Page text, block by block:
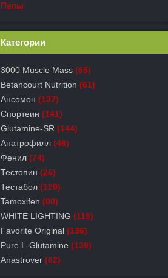
Пепы
Категории
3000 Muscle Mass (65)
Betancourt Nutrition (61)
Ансомон (137)
Спортеин (141)
Glutamine-SR (144)
Анатрофилл (46)
Фенил (74)
Тестопин (26)
Тестабол (120)
Tamoxifen (80)
WHITE LIGHTING (119)
Favorite Original (136)
Pure L-Glutamine (139)
Anastrover (62)